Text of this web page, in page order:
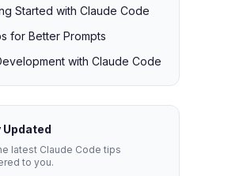
Started with Claude Code
for Better Prompts
with Claude Code
Updated
latest Claude Code tips
to you.